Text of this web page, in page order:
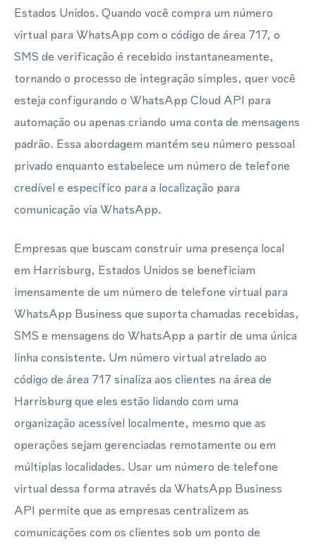
Estados Unidos. Quando você compra um número
virtual para WhatsApp com o código de área 717, o
SMS de verificação é recebido instantaneamente,
tornando o processo de integração simples, quer você
esteja configurando o WhatsApp Cloud API para
automação ou apenas criando uma conta de mensagens
padrão. Essa abordagem mantém seu número pessoal
privado enquanto estabelece um número de telefone
credível e específico para a localização para
comunicação via WhatsApp.
Empresas que buscam construir uma presença local
em Harrisburg, Estados Unidos se beneficiam
imensamente de um número de telefone virtual para
WhatsApp Business que suporta chamadas recebidas,
SMS e mensagens do WhatsApp a partir de uma única
linha consistente. Um número virtual atrelado ao
código de área 717 sinaliza aos clientes na área de
Harrisburg que eles estão lidando com uma
organização acessível localmente, mesmo que as
operações sejam gerenciadas remotamente ou em
múltiplas localidades. Usar um número de telefone
virtual dessa forma através da WhatsApp Business
API permite que as empresas centralizem as
comunicações com os clientes sob um ponto de